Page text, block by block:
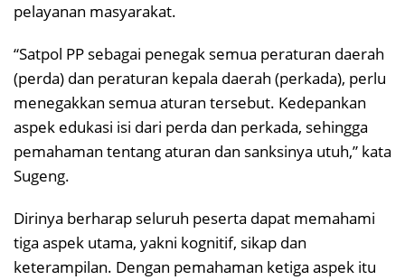
pelayanan masyarakat.
“Satpol PP sebagai penegak semua peraturan daerah
(perda) dan peraturan kepala daerah (perkada), perlu
menegakkan semua aturan tersebut. Kedepankan
aspek edukasi isi dari perda dan perkada, sehingga
pemahaman tentang aturan dan sanksinya utuh,” kata
Sugeng.
Dirinya berharap seluruh peserta dapat memahami
tiga aspek utama, yakni kognitif, sikap dan
keterampilan. Dengan pemahaman ketiga aspek itu